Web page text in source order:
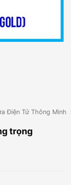
Điện Tử Thông Minh
trọng